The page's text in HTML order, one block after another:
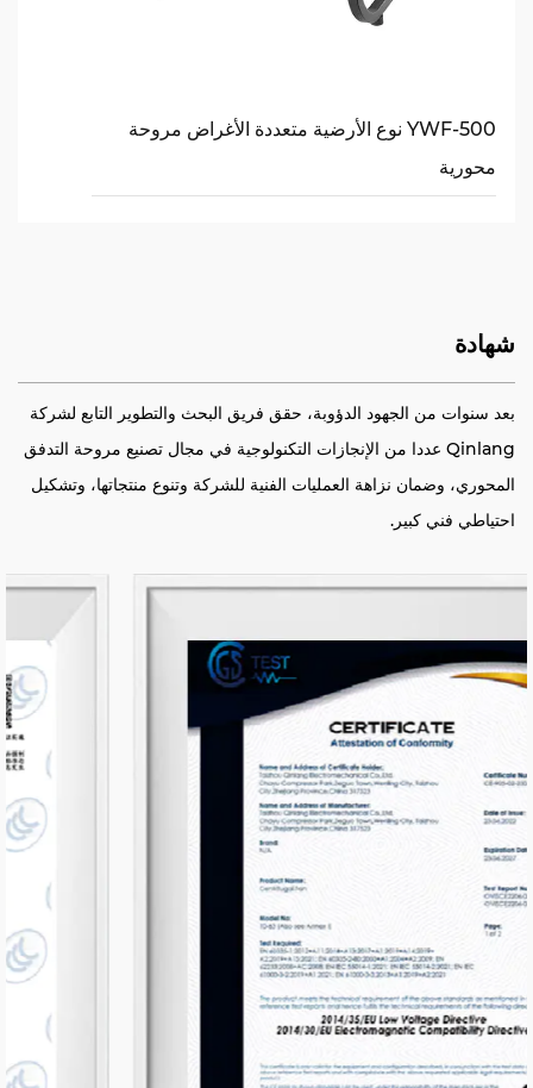
YWF-500 نوع الأرضية متعددة الأغراض مروحة
محورية
شهادة
بعد سنوات من الجهود الدؤوبة، حقق فريق البحث والتطوير التابع لشركة
Qinlang عددا من الإنجازات التكنولوجية في مجال تصنيع مروحة التدفق
المحوري، وضمان نزاهة العمليات الفنية للشركة وتنوع منتجاتها، وتشكيل
احتياطي فني كبير.